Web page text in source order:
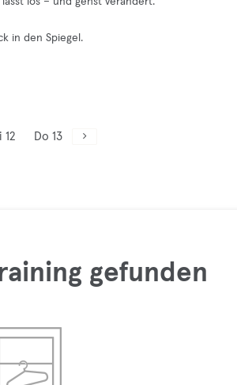
in den Spiegel.
12 Do 13
gefunden